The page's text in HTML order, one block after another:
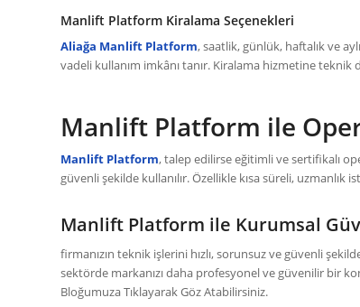
Manlift Platform Kiralama Seçenekleri
Aliağa Manlift Platform, saatlik, günlük, haftalık ve
vadeli kullanım imkânı tanır. Kiralama hizmetine
Manlift Platform ile
Manlift Platform, talep edilirse eğitimli ve sertifikalı
güvenli şekilde kullanılır. Özellikle kısa süreli,
Manlift Platform ile Kurumsal
firmanızın teknik işlerini hızlı, sorunsuz ve güvenli
sektörde markanızı daha profesyonel ve güvenilir bir
Bloğumuza Tıklayarak Göz Atabilirsiniz.